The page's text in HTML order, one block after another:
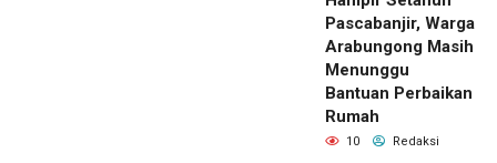
Pascabanjir, Warga
Arabungong Masih
Menunggu
Bantuan Perbaikan
Rumah
10 Redaksi